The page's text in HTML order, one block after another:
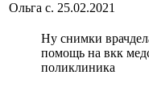
Ольга с. 25.02.2021
Ну снимки
помощь на вкк
поликлиника